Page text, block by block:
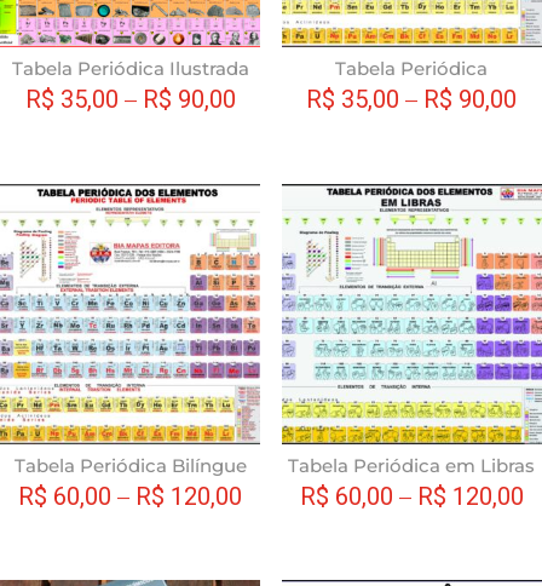
Tabela Periódica Ilustrada
R$ 35,00 – R$ 90,00
ser
escolhidasTabela Periódica
R$ 35,00 – R$ 90,00
Tabela Periódica Bilíngue
R$ 60,00 – R$ 120,00
produto
tem
várias
variantes.
As
opções
podem
ser
escolhidas
Tabela Periódica em Libras
R$ 60,00 – R$ 120,00